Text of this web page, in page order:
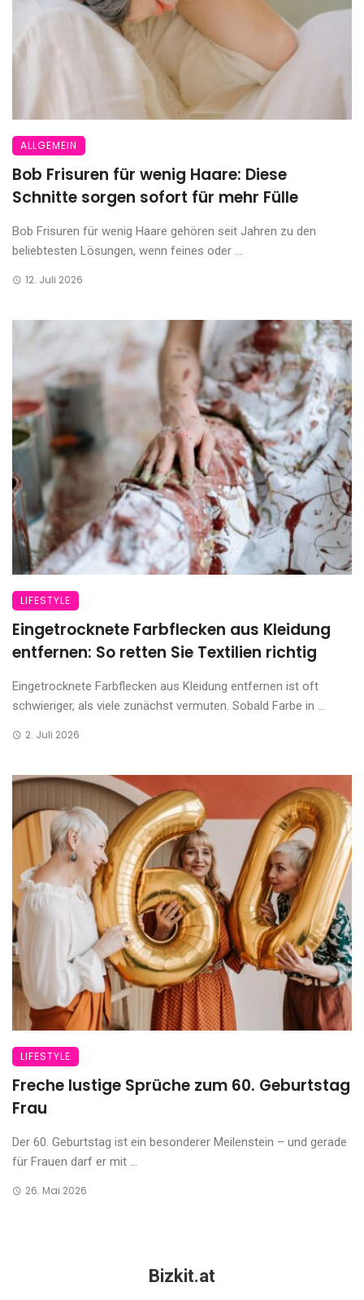
ALLGEMEIN
Bob Frisuren für wenig Haare: Diese
Schnitte sorgen sofort für mehr Fülle
Bob Frisuren für wenig Haare gehören seit Jahren zu den
beliebtesten Lösungen, wenn feines oder ...
12. Juli 2026
LIFESTYLE
Eingetrocknete Farbflecken aus Kleidung
entfernen: So retten Sie Textilien richtig
Eingetrocknete Farbflecken aus Kleidung entfernen ist oft
schwieriger, als viele zunächst vermuten. Sobald Farbe in ...
2. Juli 2026
LIFESTYLE
Freche lustige Sprüche zum 60. Geburtstag
Frau
Der 60. Geburtstag ist ein besonderer Meilenstein – und gerade
für Frauen darf er mit ...
26. Mai 2026
Bizkit.at